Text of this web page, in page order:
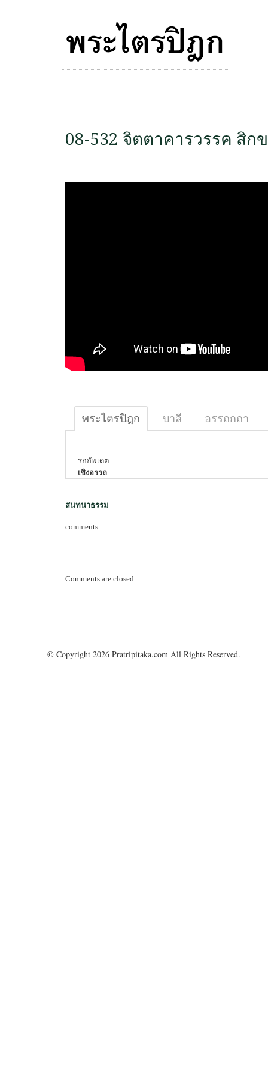
08-532 จิตตาคารวรรค สิก
พระไตรปิฎก บาลี อรรถกถา
รออัพเดต
เชิงอรรถ
สนทนาธรรม
comments
Comments are closed.
© Copyright 2026 Pratripitaka.com All Rights Reserved.